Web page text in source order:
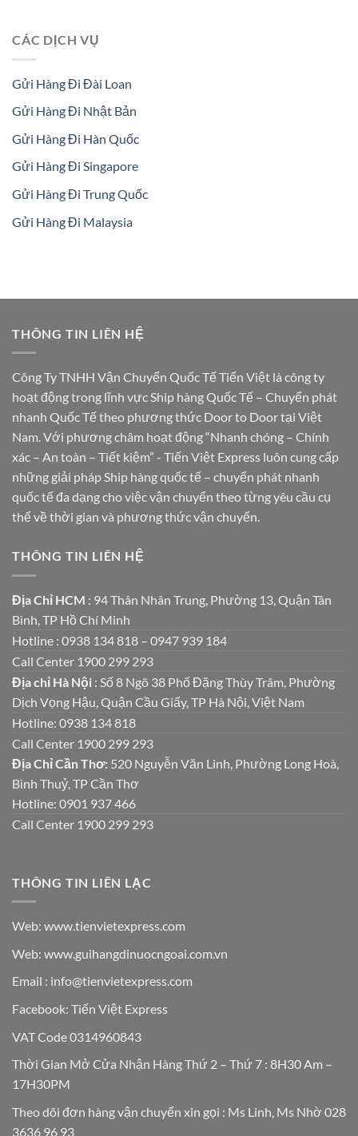
CÁC DỊCH VỤ
Gửi Hàng Đi Đài Loan
Gửi Hàng Đi Nhật Bản
Gửi Hàng Đi Hàn Quốc
Gửi Hàng Đi Singapore
Gửi Hàng Đi Trung Quốc
Gửi Hàng Đi Malaysia
THÔNG TIN LIÊN HỆ
Công Ty TNHH Vận Chuyển Quốc Tế Tiến Việt là công ty
hoạt động trong lĩnh vực Ship hàng Quốc Tế – Chuyển phát
nhanh Quốc Tế theo phương thức Door to Door tại Việt
Nam. Với phương châm hoạt động “Nhanh chóng – Chính
xác – An toàn – Tiết kiệm” - Tiến Việt Express luôn cung cấp
những giải pháp Ship hàng quốc tế – chuyển phát nhanh
quốc tế đa dạng cho việc vận chuyển theo từng yêu cầu cụ
thể về thời gian và phương thức vận chuyển.
THÔNG TIN LIÊN HỆ
Địa Chỉ HCM : 94 Thân Nhân Trung, Phường 13, Quận Tân
Bình, TP Hồ Chí Minh
Hotline : 0938 134 818 – 0947 939 184
Call Center 1900 299 293
Địa chỉ Hà Nội : Số 8 Ngõ 38 Phố Đặng Thùy Trâm, Phường
Dịch Vọng Hậu, Quận Cầu Giấy, TP Hà Nội, Việt Nam
Hotline: 0938 134 818
Call Center 1900 299 293
Địa Chỉ Cần Thơ: 520 Nguyễn Văn Linh, Phường Long Hoà,
Bình Thuỷ, TP Cần Thơ
Hotline: 0901 937 466
Call Center 1900 299 293
THÔNG TIN LIÊN LẠC
Web: www.tienvietexpress.com
Web: www.guihangdinuocngoai.com.vn
Email : info@tienvietexpress.com
Facebook: Tiến Việt Express
VAT Code 0314960843
Thời Gian Mở Cửa Nhận Hàng Thứ 2 – Thứ 7 : 8H30 Am –
17H30PM
Theo dõi đơn hàng vận chuyển xin gọi : Ms Linh, Ms Nhờ 028
3636 96 93